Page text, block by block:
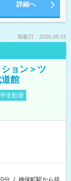
詳細へ
掲載日：2026.08.03
ョン＞ツ
館
生歓迎
分 / 神保町駅から徒